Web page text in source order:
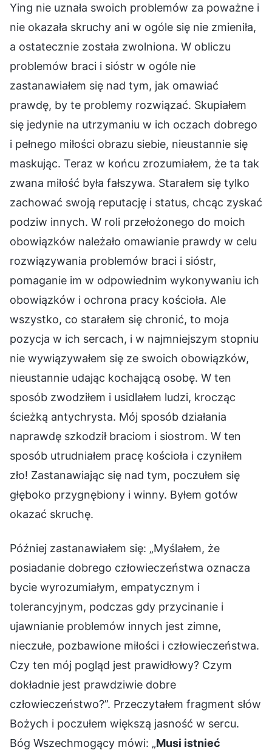
Ying nie uznała swoich problemów za poważne i
nie okazała skruchy ani w ogóle się nie zmieniła,
a ostatecznie została zwolniona. W obliczu
problemów braci i sióstr w ogóle nie
zastanawiałem się nad tym, jak omawiać
prawdę, by te problemy rozwiązać. Skupiałem
się jedynie na utrzymaniu w ich oczach dobrego
i pełnego miłości obrazu siebie, nieustannie się
maskując. Teraz w końcu zrozumiałem, że ta tak
zwana miłość była fałszywa. Starałem się tylko
zachować swoją reputację i status, chcąc zyskać
podziw innych. W roli przełożonego do moich
obowiązków należało omawianie prawdy w celu
rozwiązywania problemów braci i sióstr,
pomaganie im w odpowiednim wykonywaniu ich
obowiązków i ochrona pracy kościoła. Ale
wszystko, co starałem się chronić, to moja
pozycja w ich sercach, i w najmniejszym stopniu
nie wywiązywałem się ze swoich obowiązków,
nieustannie udając kochającą osobę. W ten
sposób zwodziłem i usidlałem ludzi, krocząc
ścieżką antychrysta. Mój sposób działania
naprawdę szkodził braciom i siostrom. W ten
sposób utrudniałem pracę kościoła i czyniłem
zło! Zastanawiając się nad tym, poczułem się
głęboko przygnębiony i winny. Byłem gotów
okazać skruchę.
Później zastanawiałem się: „Myślałem, że
posiadanie dobrego człowieczeństwa oznacza
bycie wyrozumiałym, empatycznym i
tolerancyjnym, podczas gdy przycinanie i
ujawnianie problemów innych jest zimne,
nieczułe, pozbawione miłości i człowieczeństwa.
Czy ten mój pogląd jest prawidłowy? Czym
dokładnie jest prawdziwie dobre
człowieczeństwo?”. Przeczytałem fragment słów
Bożych i poczułem większą jasność w sercu.
Bóg Wszechmogący mówi: „Musi istnieć